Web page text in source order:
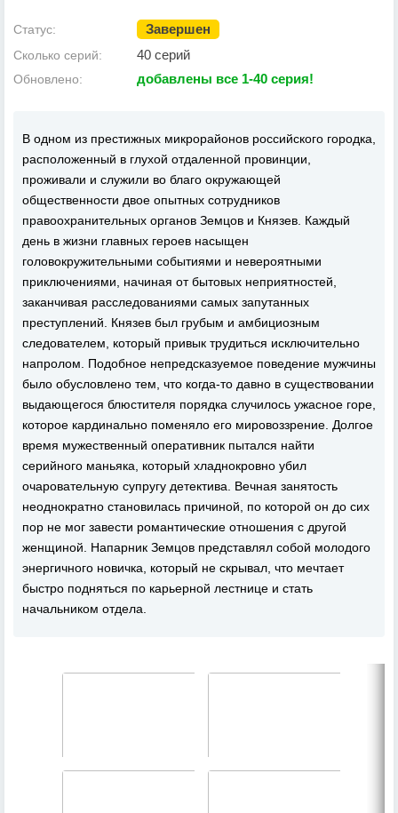
Статус: Завершен
Сколько серий: 40 серий
Обновлено: добавлены все 1-40 серия!
В одном из престижных микрорайонов российского городка,
расположенный в глухой отдаленной провинции,
проживали и служили во благо окружающей
общественности двое опытных сотрудников
правоохранительных органов Земцов и Князев. Каждый
день в жизни главных героев насыщен
головокружительными событиями и невероятными
приключениями, начиная от бытовых неприятностей,
заканчивая расследованиями самых запутанных
преступлений. Князев был грубым и амбициозным
следователем, который привык трудиться исключительно
напролом. Подобное непредсказуемое поведение мужчины
было обусловлено тем, что когда-то давно в существовании
выдающегося блюстителя порядка случилось ужасное горе,
которое кардинально поменяло его мировоззрение. Долгое
время мужественный оперативник пытался найти
серийного маньяка, который хладнокровно убил
очаровательную супругу детектива. Вечная занятость
неоднократно становилась причиной, по которой он до сих
пор не мог завести романтические отношения с другой
женщиной. Напарник Земцов представлял собой молодого
энергичного новичка, который не скрывал, что мечтает
быстро подняться по карьерной лестнице и стать
начальником отдела.